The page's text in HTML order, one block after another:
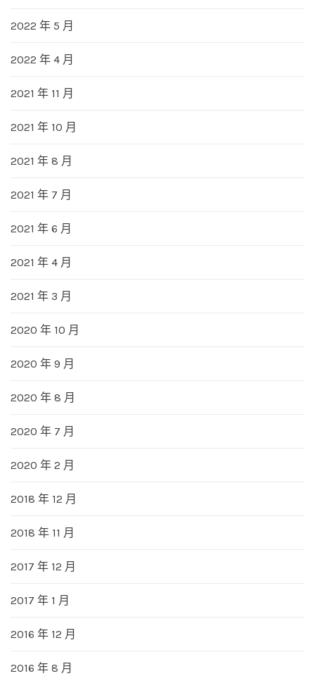
2022 年 5 月
2022 年 4 月
2021 年 11 月
2021 年 10 月
2021 年 8 月
2021 年 7 月
2021 年 6 月
2021 年 4 月
2021 年 3 月
2020 年 10 月
2020 年 9 月
2020 年 8 月
2020 年 7 月
2020 年 2 月
2018 年 12 月
2018 年 11 月
2017 年 12 月
2017 年 1 月
2016 年 12 月
2016 年 8 月